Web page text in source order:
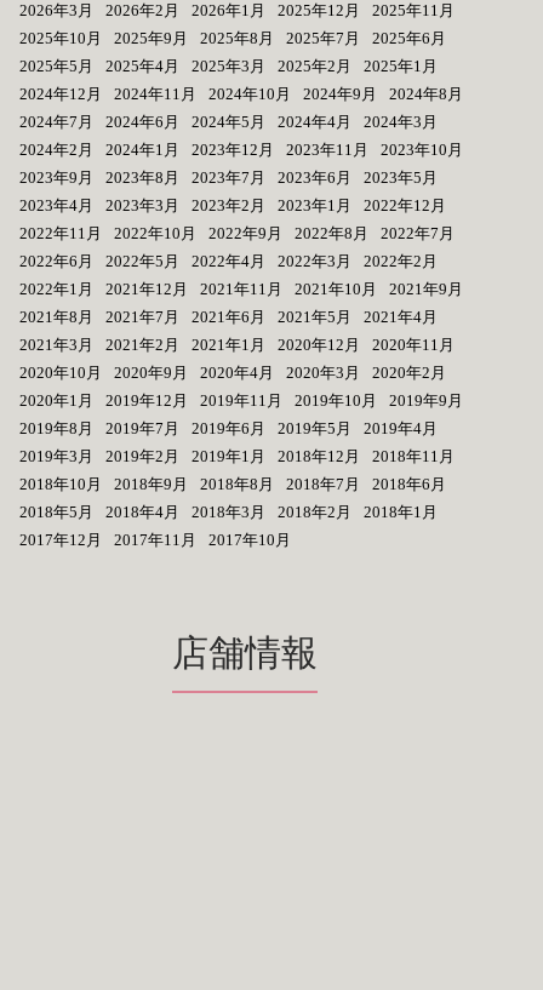
2026年3月
2026年2月 2026年1月 2025年12月
2025年11月
2025年10月
2025年9月 2025年8月 2025年7月
2025年6月
2025年5月
2025年4月 2025年3月 2025年2月
2025年1月
2024年12月
2024年11月 2024年10月 2024年9月
2024年8月
2024年7月
2024年6月 2024年5月 2024年4月
2024年3月
2024年2月
2024年1月 2023年12月 2023年11月
2023年10月
2023年9月
2023年8月 2023年7月 2023年6月
2023年5月
2023年4月
2023年3月 2023年2月 2023年1月
2022年12月
2022年11月
2022年10月 2022年9月 2022年8月
2022年7月
2022年6月
2022年5月 2022年4月 2022年3月
2022年2月
2022年1月
2021年12月 2021年11月 2021年10月
2021年9月
2021年8月
2021年7月 2021年6月 2021年5月
2021年4月
2021年3月
2021年2月 2021年1月 2020年12月
2020年11月
2020年10月
2020年9月 2020年4月 2020年3月
2020年2月
2020年1月
2019年12月 2019年11月 2019年10月
2019年9月
2019年8月
2019年7月 2019年6月 2019年5月
2019年4月
2019年3月
2019年2月 2019年1月 2018年12月
2018年11月
2018年10月
2018年9月 2018年8月 2018年7月
2018年6月
2018年5月
2018年4月 2018年3月 2018年2月
2018年1月
2017年12月
2017年11月 2017年10月
店舗情報